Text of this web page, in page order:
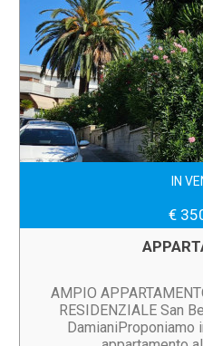
IN
€
AMPIO
RESIDENZIALE San
DamianiProponiamo